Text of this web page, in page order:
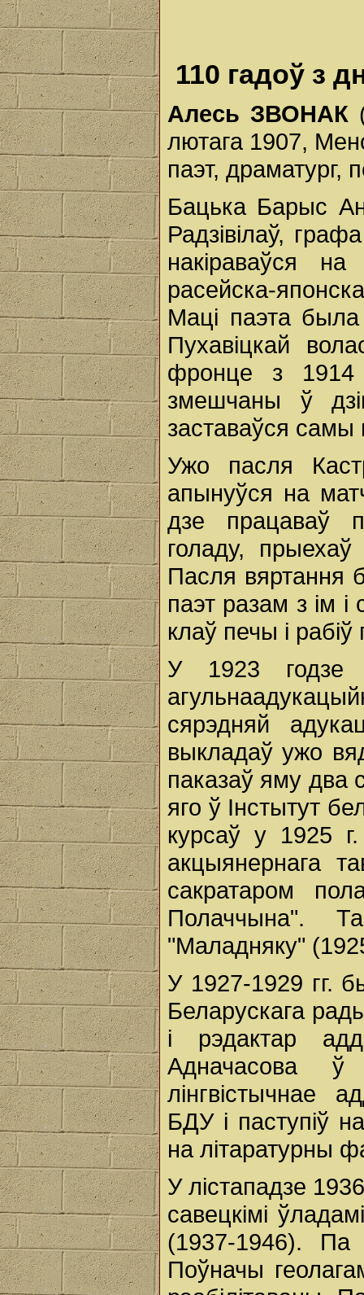
110 гадоў з
Алесь ЗВОНАК
лютага 1907,
паэт, драматург,
Бацька Барыс
Радзівілаў,
накіраваўся
расейска-
Маці паэта
Пухавіцкай
фронце з
змешчаны ў
заставаўся
Ужо пасля
апынуўся на
дзе працаваў
голаду,
Пасля вяртання
паэт разам з ім і
клаў печы і рабіў
У 1923 годзе
сярэдняй
выкладаў ужо
паказаў яму два
яго ў Інстытут
курсаў у 1925
акцыянернага
сакратаром
Полаччына".
"Маладняку"
У 1927-1929 гг.
Беларускага
і рэдактар
Адначасова ў
лінгвістычнае
БДУ і паступіў
на літаратурны
У лістападзе
савецкімі
(1937-1946). Па
Поўначы